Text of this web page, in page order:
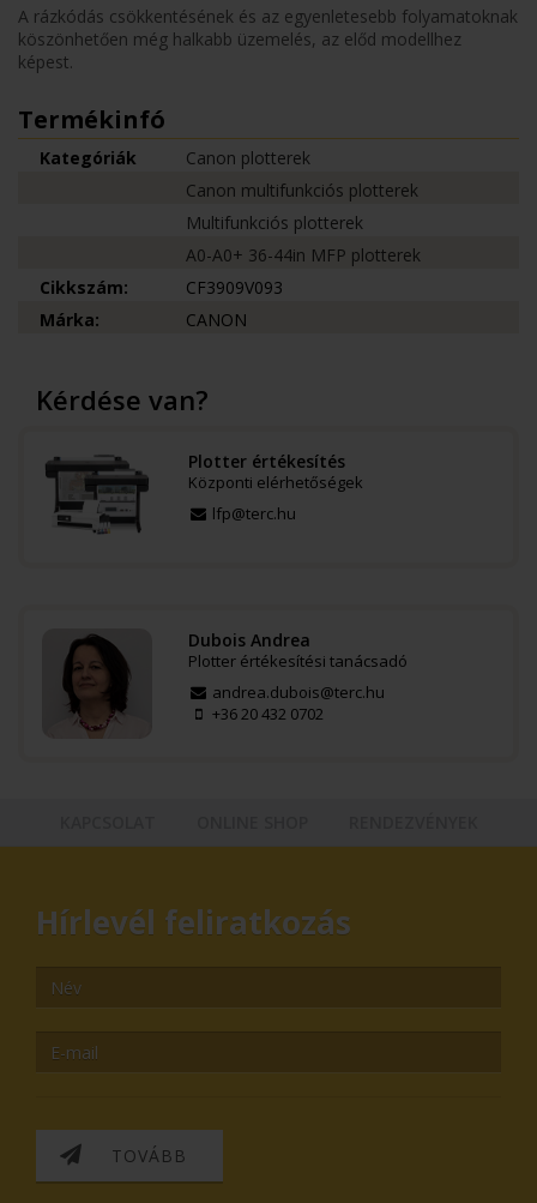
A rázkódás csökkentésének és az egyenletesebb folyamatoknak
köszönhetően még halkabb üzemelés, az előd modellhez
képest.
Termékinfó
Kategóriák
Canon plotterek
Canon multifunkciós plotterek
Multifunkciós plotterek
A0-A0+ 36-44in MFP plotterek
Cikkszám:
CF3909V093
Márka:
CANON
Kérdése van?
Plotter értékesítés
Központi elérhetőségek
lfp@terc.hu
Dubois Andrea
Plotter értékesítési tanácsadó
andrea.dubois@terc.hu
+36 20 432 0702
Hírlevél feliratkozás
TOVÁBB